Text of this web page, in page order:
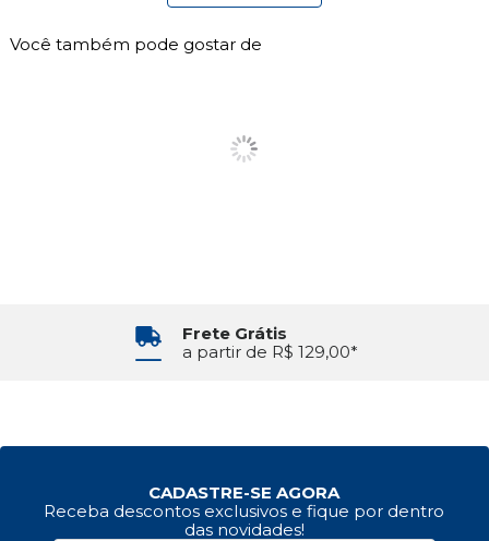
Você também pode gostar de
Frete Grátis
a partir de R$ 129,00*
CADASTRE-SE AGORA
Receba descontos exclusivos e fique por dentro
das novidades!